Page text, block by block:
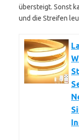
übersteigt. Sonst
und die Streifen